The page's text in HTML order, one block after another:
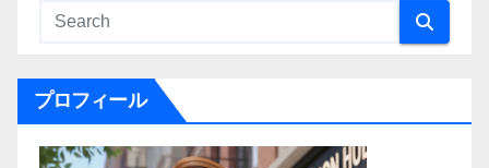
プロフィール